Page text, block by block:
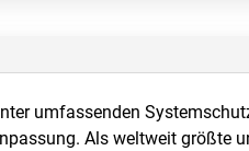
umfassenden
Als weltweit größte